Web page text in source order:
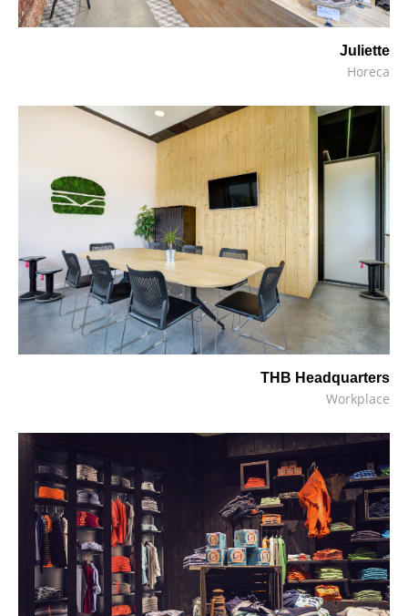
Juliette
Horeca
THB Headquarters
Workplace